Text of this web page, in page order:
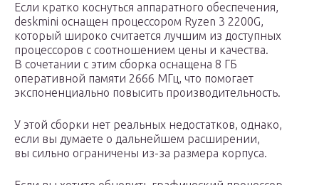
Если кратко коснуться аппаратного обеспечения,
deskmini оснащен процессором Ryzen 3 2200G,
который широко считается лучшим из доступных
процессоров с соотношением цены и качества.
В сочетании с этим сборка оснащена 8 ГБ
оперативной памяти 2666 МГц, что помогает
экспоненциально повысить производительность.
У этой сборки нет реальных недостатков, однако,
если вы думаете о дальнейшем расширении,
вы сильно ограничены из-за размера корпуса.